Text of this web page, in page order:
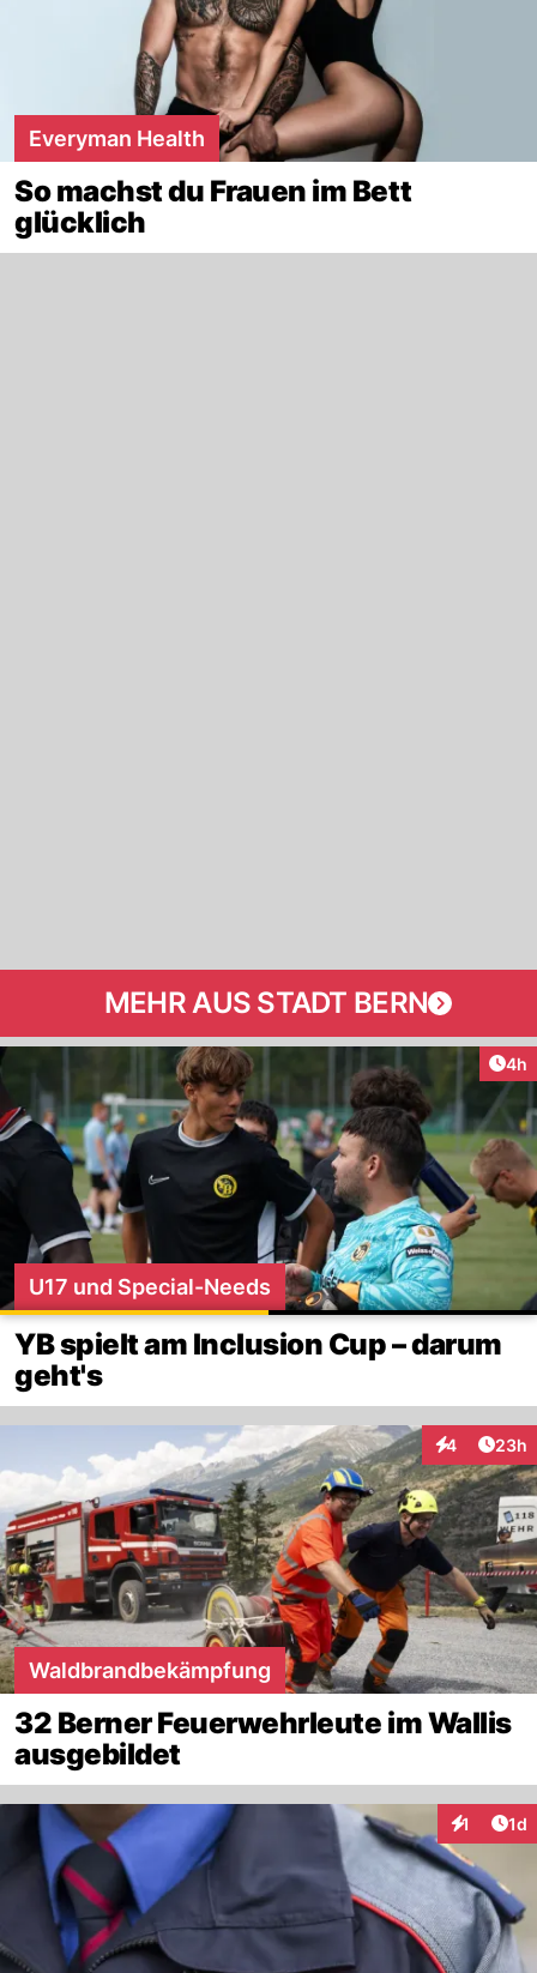
Everyman Health
So machst du Frauen im Bett
glücklich
MEHR AUS STADT BERN
4h
U17 und Special-Needs
YB spielt am Inclusion Cup – darum
geht's
4
Interaktionen
23h
Waldbrandbekämpfung
32 Berner Feuerwehrleute im Wallis
ausgebildet
1 1d